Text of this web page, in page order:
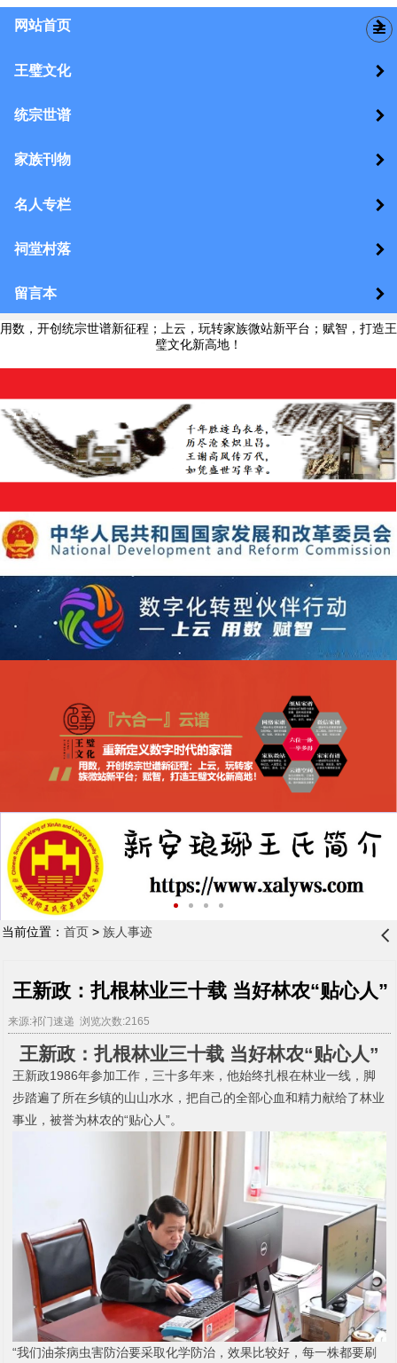
网站首页
王璧文化
统宗世谱
家族刊物
名人专栏
祠堂村落
留言本
用数，开创统宗世谱新征程；上云，玩转家族微站新平台；赋智，打造王
璧文化新高地！
当前位置： 首页> 族人事迹 󰊒
王新政：扎根林业三十载 当好林农“贴心人”
来源:祁门速递 浏览次数:2165
王新政：扎根林业三十载 当好林农“贴心人”
王新政1986年参加工作，三十多年来，他始终扎根在林业一线，脚
步踏遍了所在乡镇的山山水水，把自己的全部心血和精力献给了林业
事业，被誉为林农的“贴心人”。
“我们油茶病虫害防治要采取化学防治，效果比较好，每一株都要刷